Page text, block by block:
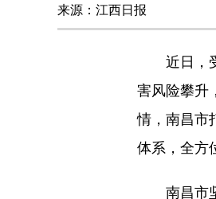
来源：江西日报
近日，受
害风险攀升
情，南昌市
体系，全方
南昌市坚